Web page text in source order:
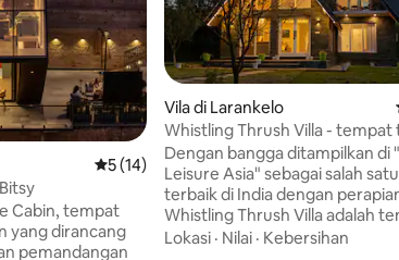
Nilai rata-rata 5 dari 5, 14 ulasan
5 (14)
Cabin, tempat
yang dirancang
pemandangan
Vila di Larankelo
Whistling Thrush Villa - tempat
kebun apel
Dengan bangga ditampilkan di
Leisure Asia" sebagai salah
terbaik di India dengan
Whistling Thrush Villa adalah
peristirahatan 3 kamar tidur
Lokasi · Nilai · Kebersihan